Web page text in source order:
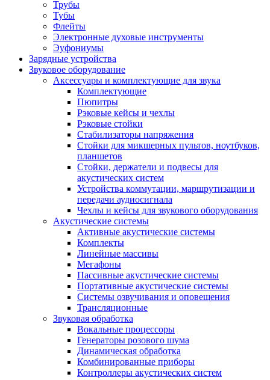
Трубы
Тубы
Флейты
Электронные духовые инструменты
Эуфониумы
Зарядные устройства
Звуковое оборудование
Аксессуары и комплектующие для звука
Комплектующие
Пюпитры
Рэковые кейсы и чехлы
Рэковые стойки
Стабилизаторы напряжения
Стойки для микшерных пультов, ноутбуков,
планшетов
Стойки, держатели и подвесы для
акустических систем
Устройства коммутации, маршрутизации и
передачи аудиосигнала
Чехлы и кейсы для звукового оборудования
Акустические системы
Активные акустические системы
Комплекты
Линейные массивы
Мегафоны
Пассивные акустические системы
Портативные акустические системы
Системы озвучивания и оповещения
Трансляционные
Звуковая обработка
Вокальные процессоры
Генераторы розового шума
Динамическая обработка
Комбинированные приборы
Контроллеры акустических систем